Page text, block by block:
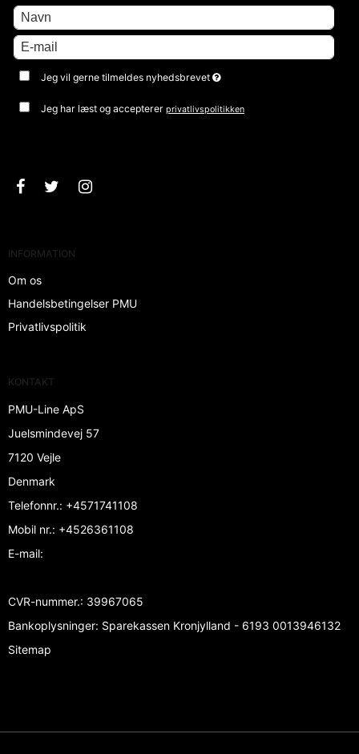
Jeg vil gerne tilmeldes nyhedsbrevet
Jeg har læst og acceptererprivatlivspolitikken
INFORMATION
Om os
Handelsbetingelser PMU
Privatlivspolitik
KONTAKT
PMU-Line ApS
Juelsmindevej 57
7120 Vejle
Denmark
Telefonnr.: +4571741108
Mobil nr.: +4526361108
E-mail:
CVR-nummer.: 39967065
Bankoplysninger: Sparekassen Kronjylland - 6193 0013946132
Sitemap